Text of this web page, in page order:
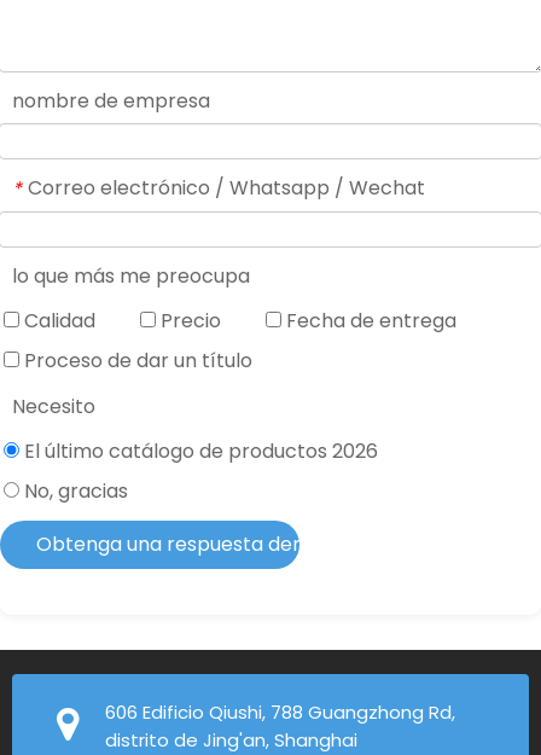
nombre de empresa
* Correo electrónico / Whatsapp / Wechat
lo que más me preocupa
Calidad
Precio
Fecha de entrega
Proceso de dar un título
Necesito
El último catálogo de productos 2026
No, gracias
Obtenga una respuesta dentro de 2 horas
606 Edificio Qiushi, 788 Guangzhong Rd,
distrito de Jing'an, Shanghai